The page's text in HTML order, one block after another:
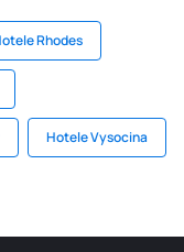
Rhodes
Hotele Vysocina